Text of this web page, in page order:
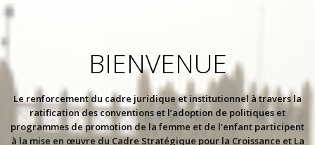
BIENVENUE
Le renforcement du cadre juridique et institutionnel à travers la
ratification des conventions et l’adoption de politiques et
programmes de promotion de la femme et de l’enfant participent
à la mise en œuvre du Cadre Stratégique pour la Croissance et La